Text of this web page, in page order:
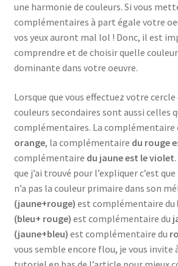
une harmonie de couleurs. Si vous
complémentaires à part égale votre
vos yeux auront mal lol ! Donc, il est
comprendre et de choisir quelle
dominante dans votre oeuvre.
Lorsque que vous effectuez votre
couleurs secondaires sont aussi celles
complémentaires. La complémentaire
orange, la complémentaire du rouge
complémentaire du jaune est le violet
que j’ai trouvé pour l’expliquer c’est
n’a pas la couleur primaire dans son
(jaune+rouge) est complémentaire du
(bleu+ rouge) est complémentaire du
(jaune+bleu) est complémentaire du
vous semble encore flou, je vous invite